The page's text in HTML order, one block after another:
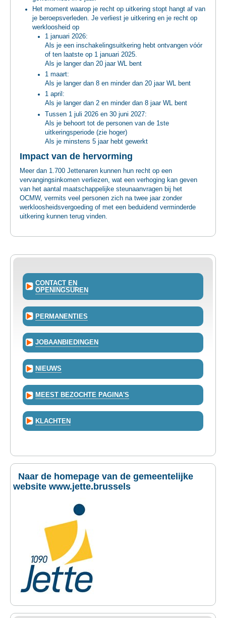
Het moment waarop je recht op uitkering stopt hangt af van
je beroepsverleden. Je verliest je uitkering en je recht op
werkloosheid op
1 januari 2026:
Als je een inschakelingsuitkering hebt ontvangen vóór
of ten laatste op 1 januari 2025.
Als je langer dan 20 jaar WL bent
1 maart:
Als je langer dan 8 en minder dan 20 jaar WL bent
1 april:
Als je langer dan 2 en minder dan 8 jaar WL bent
Tussen 1 juli 2026 en 30 juni 2027:
Als je behoort tot de personen van de 1ste
uitkeringsperiode (zie hoger)
Als je minstens 5 jaar hebt gewerkt
Impact van de hervorming
Meer dan 1.700 Jettenaren kunnen hun recht op een
vervangingsinkomen verliezen, wat een verhoging kan geven
van het aantal maatschappelijke steunaanvragen bij het
OCMW, vermits veel personen zich na twee jaar zonder
werkloosheidsvergoeding of met een beduidend verminderde
uitkering kunnen terug vinden.
CONTACT EN
OPENINGSUREN
PERMANENTIES
JOBAANBIEDINGEN
NIEUWS
MEEST BEZOCHTE PAGINA'S
KLACHTEN
Naar de homepage van de gemeentelijke
website www.jette.brussels